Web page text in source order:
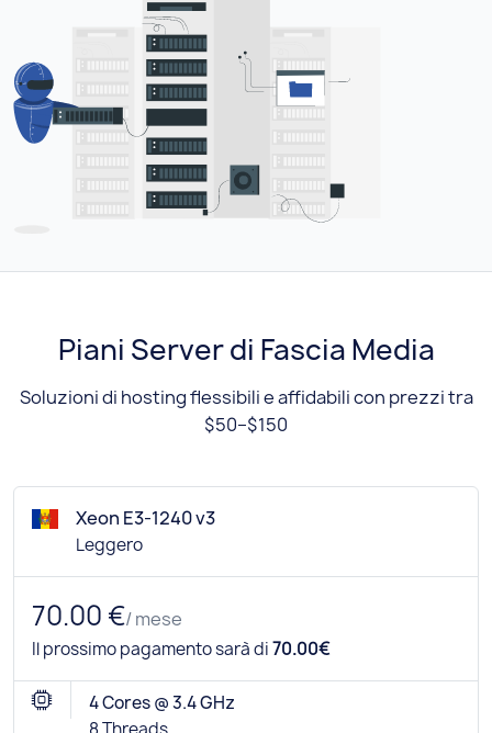
Piani Server di Fascia Media
Soluzioni di hosting flessibili e affidabili con prezzi tra
$50–$150
Xeon E3-1240 v3
Leggero
70.00 €/ mese
Il prossimo pagamento sarà di70.00€
4 Cores @ 3.4 GHz